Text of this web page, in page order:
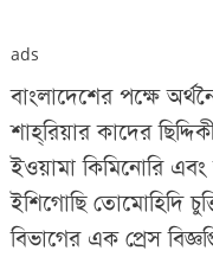
ads
বাংলাদেশের পক্ষে
শাহ্‌রিয়ার কাদের
ইওয়ামা কিমিনোরি
ইশিগোছি তোমোহিদি
বিভাগের এক প্রেস